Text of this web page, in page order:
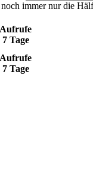
immer nur die
Aufrufe
7 Tage
Aufrufe
7 Tage